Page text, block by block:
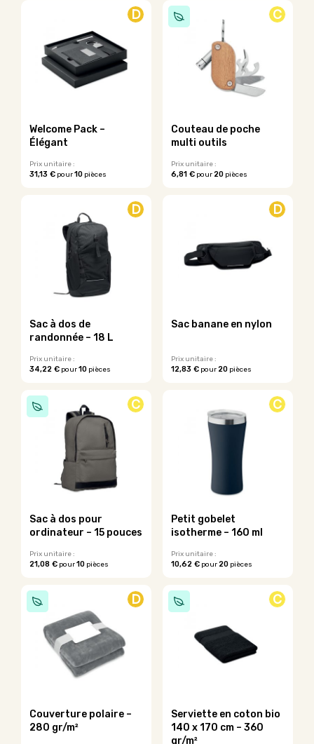
D
Welcome Pack –
Élégant
Prix unitaire :
31,13 € pour10 pièces
plusieurs
variations.
peuvent
sur
du
produit
C
Couteau de poche
multi outils
Prix unitaire :
6,81 €pour20pièces
D
Sac à dos de
randonnée – 18 L
Prix unitaire :
34,22 € pour10 pièces
D
Sac banane en nylon
Prix unitaire :
12,83 €pour20pièces
C
Sac à dos pour
ordinateur – 15 pouces
Prix unitaire :
21,08 € pour10 pièces
C
Petit gobelet
isotherme – 160 ml
Prix unitaire :
10,62 €pour20pièces
D
Couverture polaire –
280 gr/m²
C
Serviette en coton bio
140 x 170 cm – 360
gr/m²